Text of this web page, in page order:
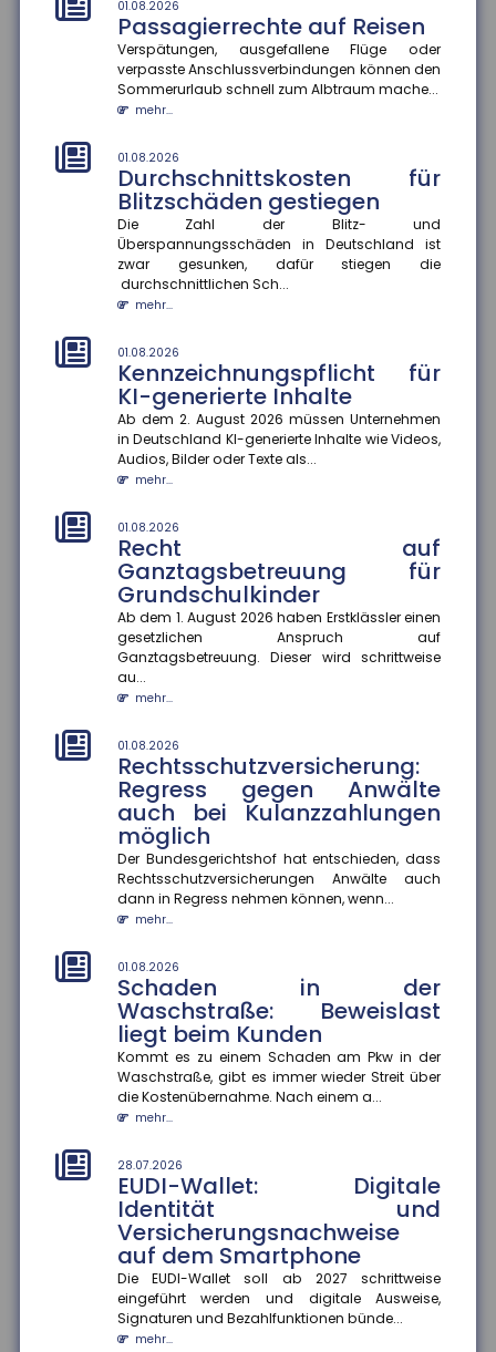
01.08.2026
Passagierrechte auf Reisen
Verspätungen, ausgefallene Flüge oder
verpasste Anschlussverbindungen können den
Sommerurlaub schnell zum Albtraum mache...
mehr...
01.08.2026
Durchschnittskosten für
Blitzschäden gestiegen
Die Zahl der Blitz- und
Überspannungsschäden in Deutschland ist
zwar gesunken, dafür stiegen die
durchschnittlichen Sch...
mehr...
01.08.2026
Kennzeichnungspflicht für
KI-generierte Inhalte
Ab dem 2. August 2026 müssen Unternehmen
in Deutschland KI-generierte Inhalte wie Videos,
Audios, Bilder oder Texte als...
mehr...
01.08.2026
Recht auf
Ganztagsbetreuung für
Grundschulkinder
Ab dem 1. August 2026 haben Erstklässler einen
gesetzlichen Anspruch auf
Ganztagsbetreuung. Dieser wird schrittweise
au...
mehr...
01.08.2026
Rechtsschutzversicherung:
Regress gegen Anwälte
auch bei Kulanzzahlungen
möglich
Der Bundesgerichtshof hat entschieden, dass
Rechtsschutzversicherungen Anwälte auch
dann in Regress nehmen können, wenn...
mehr...
01.08.2026
Schaden in der
Waschstraße: Beweislast
liegt beim Kunden
Kommt es zu einem Schaden am Pkw in der
Waschstraße, gibt es immer wieder Streit über
die Kostenübernahme. Nach einem a...
mehr...
28.07.2026
EUDI-Wallet: Digitale
Identität und
Versicherungsnachweise
auf dem Smartphone
Die EUDI-Wallet soll ab 2027 schrittweise
eingeführt werden und digitale Ausweise,
Signaturen und Bezahlfunktionen bünde...
mehr...
01.08.2026
Rechtsschutzversicherung:
Regress gegen Anwälte auch
bei Kulanzzahlungen möglich
Rechtsschutzversicherungen Anwälte auch dann in
Regress nehmen können, wenn...
mehr...
01.08.2026
Schaden in der Waschstraße:
Beweislast liegt beim Kunden
Kommt es zu einem Schaden am Pkw in der
Kostenübernahme. Nach einem a...
mehr...
28.07.2026
EUDI-Wallet: Digitale Identität
und Versicherungsnachweise
auf dem Smartphone
werden und digitale Ausweise, Signaturen und
Bezahlfunktionen bünde...
mehr...
28.07.2026
Frühstart-Rente: Zeit und
Zinseszinseffekt als Hebel für
die Altersvorsorge
deutsche Versicherungswir...
mehr...
28.07.2026
Flugzeitenänderung:
Mängelansprüche bei
Pauschalreisen
Eine Flugzeitenänderung kann einen Reisemangel
darstellen und zu Mängelansprüchen führen. Das
mehr...
28.07.2026
Fehlvorstellungen über KI: Risiko
für Bildungsungleichheit
Jugendliche korrigieren Fehlvorstellungen über
generative KI nur selten selbst ? das könnte
bestehende Bildungsungleichh...
28.07.2026
Berufliche Mobilität: Immer
mehr Beschäftigte wechseln
den Beruf
Der Anteil der Beschäftigten, die innerhalb eines
Jahres ihren Beruf wechseln, ist zwischen 2013 und
2024 um 13 Prozentp...
mehr...